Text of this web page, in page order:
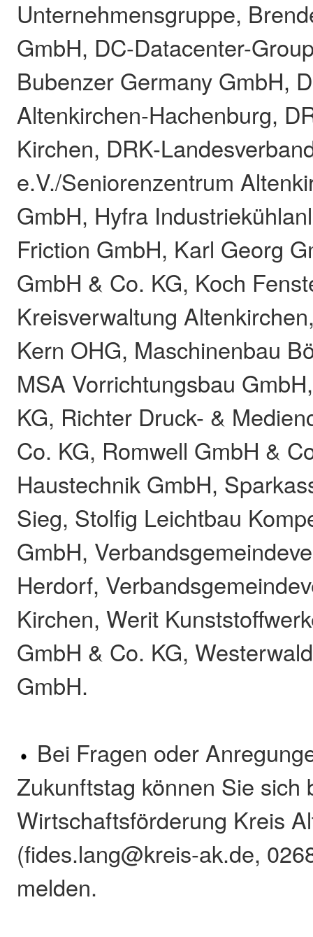
Unternehmensgruppe,
GmbH, DC-Datacenter-
Bubenzer Germany GmbH,
Altenkirchen-Hachenburg,
Kirchen, DRK-
e.V./Seniorenzentrum
GmbH, Hyfra
Friction GmbH, Karl Georg
GmbH & Co. KG, Koch
Kreisverwaltung
Kern OHG, Maschinenbau
MSA Vorrichtungsbau
KG, Richter Druck- &
Co. KG, Romwell GmbH &
Haustechnik GmbH,
Sieg, Stolfig Leichtbau
GmbH,
Herdorf,
Kirchen, Werit
GmbH & Co. KG,
GmbH.
Bei Fragen oder
Zukunftstag können Sie sich
Wirtschaftsförderung Kreis
(fides.lang@kreis-ak.de,
melden.